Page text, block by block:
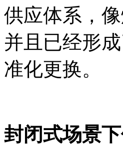
供应体系，
并且已经形
准化更换。
封闭式场景